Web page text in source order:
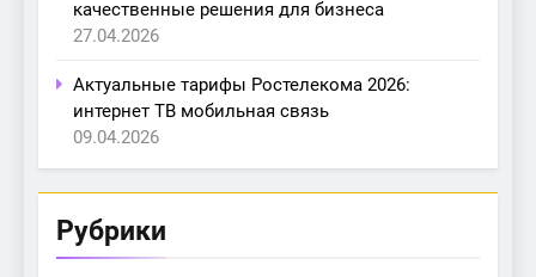
качественные решения для бизнеса
27.04.2026
Актуальные тарифы Ростелекома 2026:
интернет ТВ мобильная связь
09.04.2026
Рубрики